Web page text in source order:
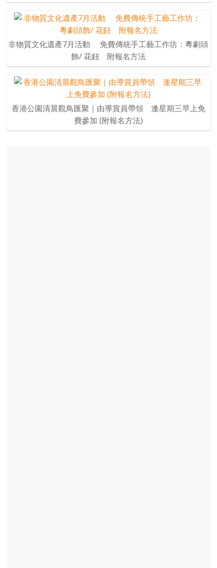
非物質文化遺產7月活動 免費傳統手工藝工作坊：粵劇頭
飾/ 花鈕 附報名方法
香港公園清晨觀鳥匯聚｜由導賞員帶領 逢星期三早上免
費參加 (附報名方法)